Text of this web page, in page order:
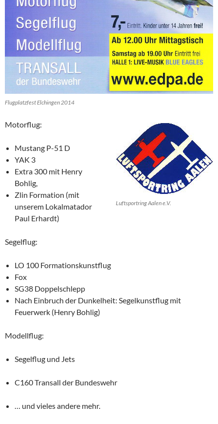
Flugplatzfest Elchingen 2014
Luftsportring Aalen e.V.
Motorflug:
Mustang P-51 D
YAK 3
Extra 300 mit Henry
Bohlig,
Zlin Formation (mit
unserem Lokalmatador
Paul Erhardt)
Segelflug:
LO 100 Formationskunstflug
Fox
SG38 Doppelschlepp
Nach Einbruch der Dunkelheit: Segelkunstflug mit
Feuerwerk (Henry Bohlig)
Modellflug:
Segelflug und Jets
C160 Transall der Bundeswehr
… und vieles andere mehr.